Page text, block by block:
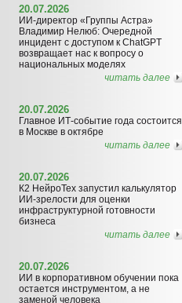
20.07.2026
ИИ-директор «Группы Астра»
Владимир Нелюб: Очередной
инцидент с доступом к ChatGPT
возвращает нас к вопросу о
национальных моделях
читать далее
20.07.2026
Главное ИТ-событие года состоится
в Москве в октябре
читать далее
20.07.2026
К2 НейроТех запустил калькулятор
ИИ-зрелости для оценки
инфраструктурной готовности
бизнеса
читать далее
20.07.2026
ИИ в корпоративном обучении пока
остается инструментом, а не
заменой человека